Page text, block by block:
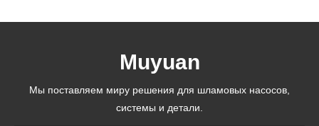
Muyuan
Мы поставляем миру решения для шламовых насосов,
системы и детали.